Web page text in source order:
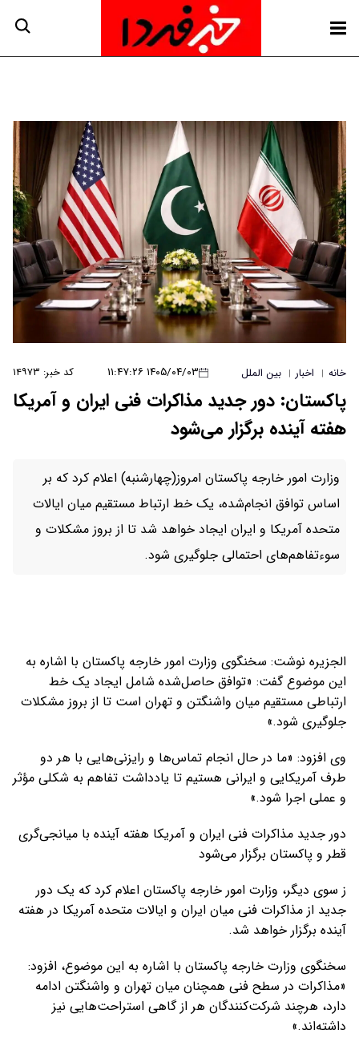
خانه | اخبار | بین الملل ۱۴۰۵/۰۴/۰۳ ۱۱:۴۷:۲۶ کد خبر: ۱۴۹۷۳
پاکستان: دور جدید مذاکرات فنی ایران و آمریکا
هفته آینده برگزار می‌شود
وزارت امور خارجه پاکستان امروز(چهارشنبه) اعلام کرد که بر
اساس توافق انجام‌شده، یک خط ارتباط مستقیم میان ایالات
متحده آمریکا و ایران ایجاد خواهد شد تا از بروز مشکلات و
سوءتفاهم‌های احتمالی جلوگیری شود.
الجزیره نوشت: سخنگوی وزارت امور خارجه پاکستان با اشاره به
این موضوع گفت: «توافق حاصل‌شده شامل ایجاد یک خط
ارتباطی مستقیم میان واشنگتن و تهران است تا از بروز مشکلات
جلوگیری شود.»
وی افزود: «ما در حال انجام تماس‌ها و رایزنی‌هایی با هر دو
طرف آمریکایی و ایرانی هستیم تا یادداشت تفاهم به شکلی مؤثر
و عملی اجرا شود.»
دور جدید مذاکرات فنی ایران و آمریکا هفته آینده با میانجی‌گری
قطر و پاکستان برگزار می‌شود
ز سوی دیگر، وزارت امور خارجه پاکستان اعلام کرد که یک دور
جدید از مذاکرات فنی میان ایران و ایالات متحده آمریکا در هفته
آینده برگزار خواهد شد.
سخنگوی وزارت خارجه پاکستان با اشاره به این موضوع، افزود:
«مذاکرات در سطح فنی همچنان میان تهران و واشنگتن ادامه
دارد، هرچند شرکت‌کنندگان هر از گاهی استراحت‌هایی نیز
داشته‌اند.»